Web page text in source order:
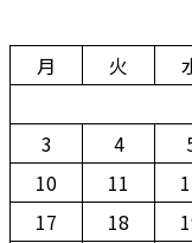
月
火
3
4
10
11
17
18